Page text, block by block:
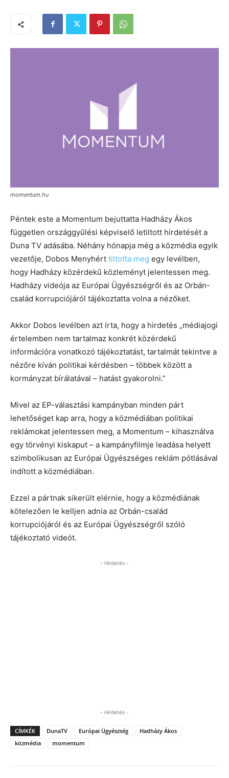
momentum.hu
Péntek este a Momentum bejuttatta Hadházy Ákos
független országgyűlési képviselő letiltott hirdetését a
Duna TV adásába. Néhány hónapja még a közmédia egyik
vezetője, Dobos Menyhért tiltotta meg egy levélben,
hogy Hadházy közérdekű közleményt jelentessen meg.
Hadházy videója az Európai Ügyészségről és az Orbán-
család korrupciójáról tájékoztatta volna a nézőket.
Akkor Dobos levélben azt írta, hogy a hirdetés „médiajogi
értelemben nem tartalmaz konkrét közérdekű
információra vonatkozó tájékoztatást, tartalmát tekintve a
nézőre kíván politikai kérdésben – többek között a
kormányzat bírálatával – hatást gyakorolni.”
Mivel az EP-választási kampányban minden párt
lehetőséget kap arra, hogy a közmédiában politikai
reklámokat jelentessen meg, a Momentum – kihasználva
egy törvényi kiskaput – a kampányfilmje leadása helyett
szimbolikusan az Európai Ügyészséges reklám pótlásával
indított a közmédiában.
Ezzel a pártnak sikerült elérnie, hogy a közmédiának
kötelezően le kelljen adnia az Orbán-család
korrupciójáról és az Európai Ügyészségről szóló
tájékoztató videót.
- Hirdetés -
- Hirdetés -
CÍMKÉK DunaTV Európai Ügyészség
Hadházy Ákos
közmédia
momentum